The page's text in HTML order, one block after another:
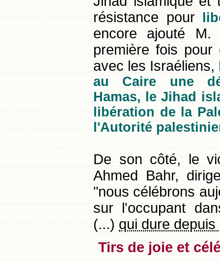
résistance pour
encore ajouté
première fois pour
avec les Israéliens,
au Caire une
Hamas, le Jihad
libération de la
l'Autorité
De son côté, le
Ahmed Bahr,
"nous célébrons
sur l'occupant
(...) qui dure
Tirs de joie et